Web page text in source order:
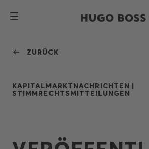
ZURÜCK
KAPITALMARKTNACHRICHTEN |
STIMMRECHTSMITTEILUNGEN